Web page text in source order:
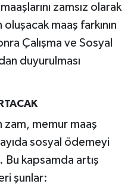
zamsız olarak
maaş farkının
Çalışma ve Sosyal
duyurulması
zam, memur maaş
sosyal ödemeyi
kapsamda artış
şunlar: